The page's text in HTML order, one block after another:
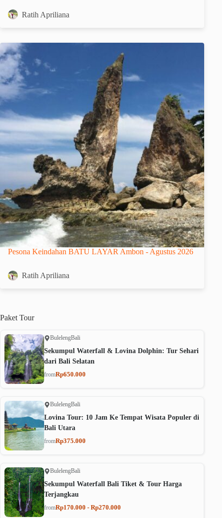
Ratih Apriliana
Pesona Keindahan BATU LAYAR Ambon - Agustus 2026
Ratih Apriliana
Paket Tour
BulelengBali
Sekumpul Waterfall & Lovina Dolphin: Tur Sehari
dari Bali Selatan
fromRp650.000
BulelengBali
Lovina Tour: 10 Jam Ke Tempat Wisata Populer di
Bali Utara
fromRp375.000
BulelengBali
Sekumpul Waterfall Bali Tiket & Tour Harga
Terjangkau
fromRp170.000 - Rp270.000